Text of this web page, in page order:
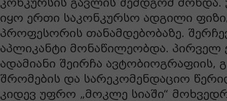
კონკურსის გავლის შემდგომ მოხდა.
იყო ერთი საკონკურსო ადგილი
პროფესორის თანამდებობაზე.
აპლიკანტი მონაწილეობდა. პირველ
ადამიანი შეირჩა ავტობიოგრაფიის,
შრომების და სარეკომენდაციო
კიდევ უფრო „მოკლე სიაში“